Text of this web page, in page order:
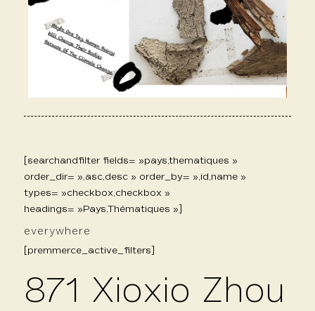
[searchandfilter fields= »pays,thematiques »
order_dir= »,asc,desc » order_by= »,id,name »
types= »checkbox,checkbox »
headings= »Pays,Thématiques »]
everywhere
[premmerce_active_filters]
871 Xioxio Zhou